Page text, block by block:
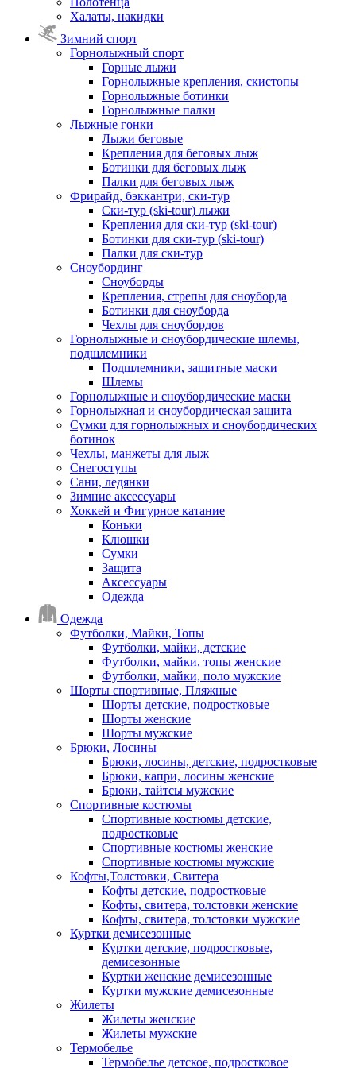
Халаты, накидки
Зимний спорт
Горнолыжный спорт
Горные лыжи
Горнолыжные крепления, скистопы
Горнолыжные ботинки
Горнолыжные палки
Лыжные гонки
Лыжи беговые
Крепления для беговых лыж
Ботинки для беговых лыж
Палки для беговых лыж
Фрирайд, бэккантри, ски-тур
Ски-тур (ski-tour) лыжи
Крепления для ски-тур (ski-tour)
Ботинки для ски-тур (ski-tour)
Палки для ски-тур
Сноубординг
Сноуборды
Крепления, стрепы для сноуборда
Ботинки для сноуборда
Чехлы для сноубордов
Горнолыжные и сноубордические шлемы,
подшлемники
Подшлемники, защитные маски
Шлемы
Горнолыжные и сноубордические маски
Горнолыжная и сноубордическая защита
Сумки для горнолыжных и сноубордических
ботинок
Чехлы, манжеты для лыж
Снегоступы
Сани, ледянки
Зимние аксессуары
Хоккей и Фигурное катание
Коньки
Клюшки
Сумки
Защита
Аксессуары
Одежда
Одежда
Футболки, Майки, Топы
Футболки, майки, детские
Футболки, майки, топы женские
Футболки, майки, поло мужские
Шорты спортивные, Пляжные
Шорты детские, подростковые
Шорты женские
Шорты мужские
Брюки, Лосины
Брюки, лосины, детские, подростковые
Брюки, капри, лосины женские
Брюки, тайтсы мужские
Спортивные костюмы
Спортивные костюмы детские,
подростковые
Спортивные костюмы женские
Спортивные костюмы мужские
Кофты,Толстовки, Свитера
Кофты детские, подростковые
Кофты, свитера, толстовки женские
Кофты, свитера, толстовки мужские
Куртки демисезонные
Куртки детские, подростковые,
демисезонные
Куртки женские демисезонные
Куртки мужские демисезонные
Жилеты
Жилеты женские
Жилеты мужские
Термобелье
Термобелье детское, подростковое